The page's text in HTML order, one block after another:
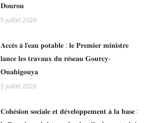
𝐃𝐨𝐮𝐫𝐨𝐮
5 juillet 2026
𝐀𝐜𝐜𝐞̀𝐬 𝐚̀ 𝐥’𝐞𝐚𝐮 𝐩𝐨𝐭𝐚𝐛𝐥𝐞 : 𝐥𝐞 𝐏𝐫𝐞𝐦𝐢𝐞𝐫 𝐦𝐢𝐧𝐢𝐬𝐭𝐫𝐞
𝐥𝐚𝐧𝐜𝐞 𝐥𝐞𝐬 𝐭𝐫𝐚𝐯𝐚𝐮𝐱 𝐝𝐮 𝐫𝐞́𝐬𝐞𝐚𝐮 𝐆𝐨𝐮𝐫𝐜𝐲-
𝐎𝐮𝐚𝐡𝐢𝐠𝐨𝐮𝐲𝐚
5 juillet 2026
𝐂𝐨𝐡𝐞́𝐬𝐢𝐨𝐧 𝐬𝐨𝐜𝐢𝐚𝐥𝐞 𝐞𝐭 𝐝𝐞́𝐯𝐞𝐥𝐨𝐩𝐩𝐞𝐦𝐞𝐧𝐭 𝐚̀ 𝐥𝐚 𝐛𝐚𝐬𝐞 :